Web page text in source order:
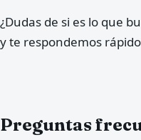
¿Dudas de si es lo que
y te respondemos
Preguntas